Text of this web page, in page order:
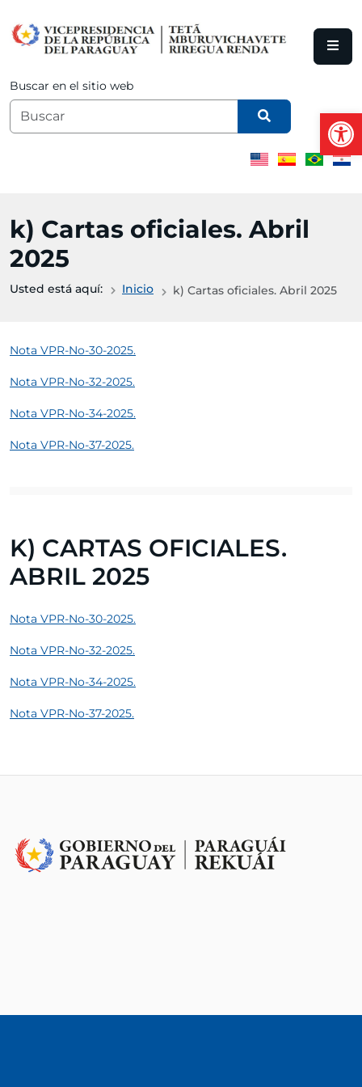
Buscar en el sitio web
k) Cartas oficiales. Abril
2025
Usted está aquí: Inicio k) Cartas oficiales. Abril 2025
Nota VPR-No-30-2025.
Nota VPR-No-32-2025.
Nota VPR-No-34-2025.
Nota VPR-No-37-2025.
K) CARTAS OFICIALES.
ABRIL 2025
Nota VPR-No-30-2025.
Nota VPR-No-32-2025.
Nota VPR-No-34-2025.
Nota VPR-No-37-2025.